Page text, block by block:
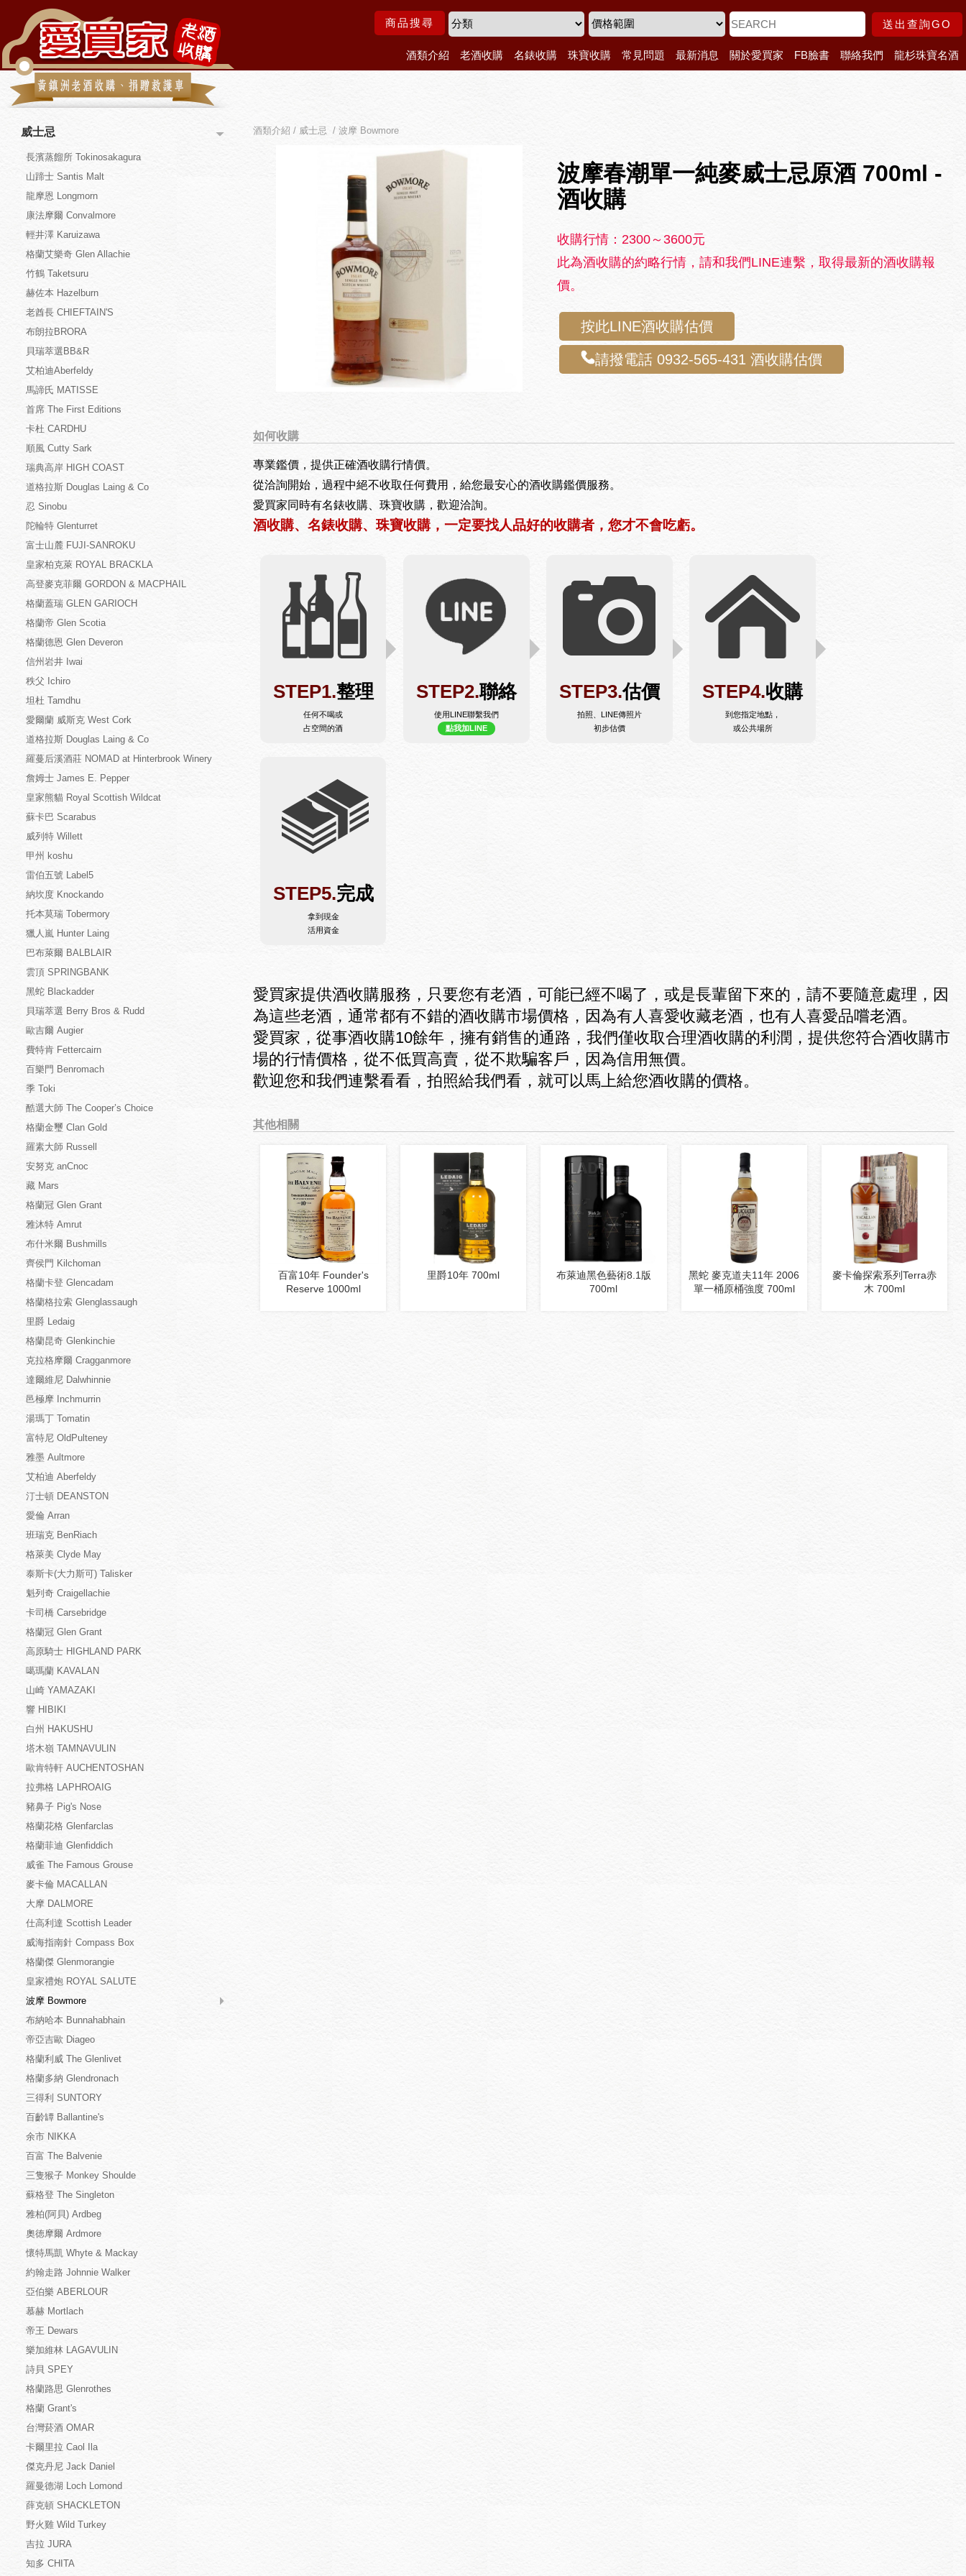
商品搜尋 送出查詢GO
酒類介紹 老酒收購 名錶收購 珠寶收購 常見問題 最新消息 關於愛買家 FB臉書 聯絡我們 龍杉珠寶名酒
威士忌
長濱蒸餾所 Tokinosakagura
山蹄士 Santis Malt
龍摩恩 Longmorn
康法摩爾 Convalmore
輕井澤 Karuizawa
格蘭艾樂奇 Glen Allachie
竹鶴 Taketsuru
赫佐本 Hazelburn
老酋長 CHIEFTAIN'S
布朗拉BRORA
貝瑞萃選BB&R
艾柏迪Aberfeldy
馬諦氏 MATISSE
首席 The First Editions
卡杜 CARDHU
順風 Cutty Sark
瑞典高岸 HIGH COAST
道格拉斯 Douglas Laing & Co
忍 Sinobu
陀輪特 Glenturret
富士山麓 FUJI-SANROKU
皇家柏克萊 ROYAL BRACKLA
高登麥克菲爾 GORDON & MACPHAIL
格蘭蓋瑞 GLEN GARIOCH
格蘭帝 Glen Scotia
格蘭德恩 Glen Deveron
信州岩井 Iwai
秩父 Ichiro
坦杜 Tamdhu
愛爾蘭 威斯克 West Cork
道格拉斯 Douglas Laing & Co
羅蔓后溪酒莊 NOMAD at Hinterbrook Winery
詹姆士 James E. Pepper
皇家熊貓 Royal Scottish Wildcat
蘇卡巴 Scarabus
威列特 Willett
甲州 koshu
雷伯五號 Label5
納坎度 Knockando
托本莫瑞 Tobermory
獵人嵐 Hunter Laing
巴布萊爾 BALBLAIR
雲頂 SPRINGBANK
黑蛇 Blackadder
貝瑞萃選 Berry Bros & Rudd
歐吉爾 Augier
費特肯 Fettercairn
百樂門 Benromach
季 Toki
酷選大師 The Cooper’s Choice
格蘭金璽 Clan Gold
羅素大師 Russell
安努克 anCnoc
藏 Mars
格蘭冠 Glen Grant
雅沐特 Amrut
布什米爾 Bushmills
齊侯門 Kilchoman
格蘭卡登 Glencadam
格蘭格拉索 Glenglassaugh
里爵 Ledaig
格蘭昆奇 Glenkinchie
克拉格摩爾 Cragganmore
達爾維尼 Dalwhinnie
邑極摩 Inchmurrin
湯瑪丁 Tomatin
富特尼 OldPulteney
雅墨 Aultmore
艾柏迪 Aberfeldy
汀士頓 DEANSTON
愛倫 Arran
班瑞克 BenRiach
格萊美 Clyde May
泰斯卡(大力斯可) Talisker
魁列奇 Craigellachie
卡司橋 Carsebridge
格蘭冠 Glen Grant
高原騎士 HIGHLAND PARK
噶瑪蘭 KAVALAN
山崎 YAMAZAKI
響 HIBIKI
白州 HAKUSHU
塔木嶺 TAMNAVULIN
歐肯特軒 AUCHENTOSHAN
拉弗格 LAPHROAIG
豬鼻子 Pig's Nose
格蘭花格 Glenfarclas
格蘭菲迪 Glenfiddich
威雀 The Famous Grouse
麥卡倫 MACALLAN
大摩 DALMORE
仕高利達 Scottish Leader
威海指南針 Compass Box
格蘭傑 Glenmorangie
皇家禮炮 ROYAL SALUTE
波摩 Bowmore
布納哈本 Bunnahabhain
帝亞吉歐 Diageo
格蘭利威 The Glenlivet
格蘭多納 Glendronach
三得利 SUNTORY
百齡罈 Ballantine's
余市 NIKKA
百富 The Balvenie
三隻猴子 Monkey Shoulde
蘇格登 The Singleton
雅柏(阿貝) Ardbeg
奧徳摩爾 Ardmore
懷特馬凱 Whyte & Mackay
約翰走路 Johnnie Walker
亞伯樂 ABERLOUR
慕赫 Mortlach
帝王 Dewars
樂加維林 LAGAVULIN
詩貝 SPEY
格蘭路思 Glenrothes
格蘭 Grant's
台灣菸酒 OMAR
卡爾里拉 Caol Ila
傑克丹尼 Jack Daniel
羅曼德湖 Loch Lomond
薛克頓 SHACKLETON
野火雞 Wild Turkey
吉拉 JURA
知多 CHITA
酒類介紹 / 威士忌 / 波摩 Bowmore
波摩春潮單一純麥威士忌原酒 700ml -
酒收購
收購行情：2300～3600元
此為酒收購的約略行情，請和我們LINE連繫，取得最新的酒收購報
價。
按此LINE酒收購估價
請撥電話 0932-565-431 酒收購估價
如何收購
專業鑑價，提供正確酒收購行情價。
從洽詢開始，過程中絕不收取任何費用，給您最安心的酒收購鑑價服務。
愛買家同時有名錶收購、珠寶收購，歡迎洽詢。
酒收購、名錶收購、珠寶收購，一定要找人品好的收購者，您才不會吃虧。
STEP1.整理
任何不喝或
占空間的酒
STEP2.聯絡
使用LINE聯繫我們
點我加LINE
STEP3.估價
拍照、LINE傳照片
初步估價
STEP4.收購
到您指定地點，
或公共場所
STEP5.完成
拿到現金
活用資金
愛買家提供酒收購服務，只要您有老酒，可能已經不喝了，或是長輩留下來的，請不要隨意處理，因
為這些老酒，通常都有不錯的酒收購市場價格，因為有人喜愛收藏老酒，也有人喜愛品嚐老酒。
愛買家，從事酒收購10餘年，擁有銷售的通路，我們僅收取合理酒收購的利潤，提供您符合酒收購市
場的行情價格，從不低買高賣，從不欺騙客戶，因為信用無價。
歡迎您和我們連繫看看，拍照給我們看，就可以馬上給您酒收購的價格。
其他相關
百富10年 Founder's
Reserve 1000ml
里爵10年 700ml
布萊迪黑色藝術8.1版
700ml
黑蛇 麥克道夫11年 2006
單一桶原桶強度 700ml
麥卡倫探索系列Terra赤
木 700ml